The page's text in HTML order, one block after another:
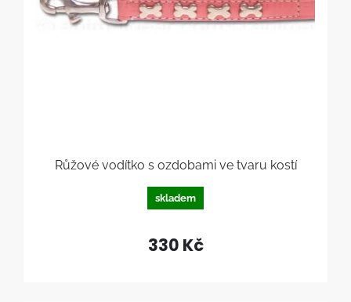
Růžové vodítko s ozdobami ve tvaru kostí
skladem
330 Kč